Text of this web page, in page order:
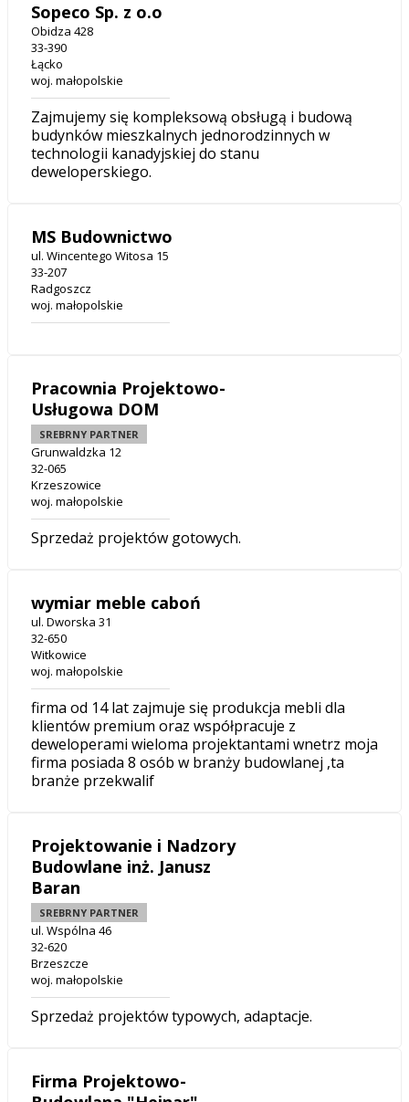
Sopeco Sp. z o.o
Obidza 428
33-390
Łącko
woj. małopolskie
Zajmujemy się kompleksową obsługą i budową
budynków mieszkalnych jednorodzinnych w
technologii kanadyjskiej do stanu
deweloperskiego.
MS Budownictwo
ul. Wincentego Witosa 15
33-207
Radgoszcz
woj. małopolskie
Pracownia Projektowo-
Usługowa DOM
SREBRNY PARTNER
Grunwaldzka 12
32-065
Krzeszowice
woj. małopolskie
Sprzedaż projektów gotowych.
wymiar meble caboń
ul. Dworska 31
32-650
Witkowice
woj. małopolskie
firma od 14 lat zajmuje się produkcja mebli dla
klientów premium oraz współpracuje z
deweloperami wieloma projektantami wnetrz moja
firma posiada 8 osób w branży budowlanej ,ta
branże przekwalif
Projektowanie i Nadzory
Budowlane inż. Janusz
Baran
SREBRNY PARTNER
ul. Wspólna 46
32-620
Brzeszcze
woj. małopolskie
Sprzedaż projektów typowych, adaptacje.
Firma Projektowo-